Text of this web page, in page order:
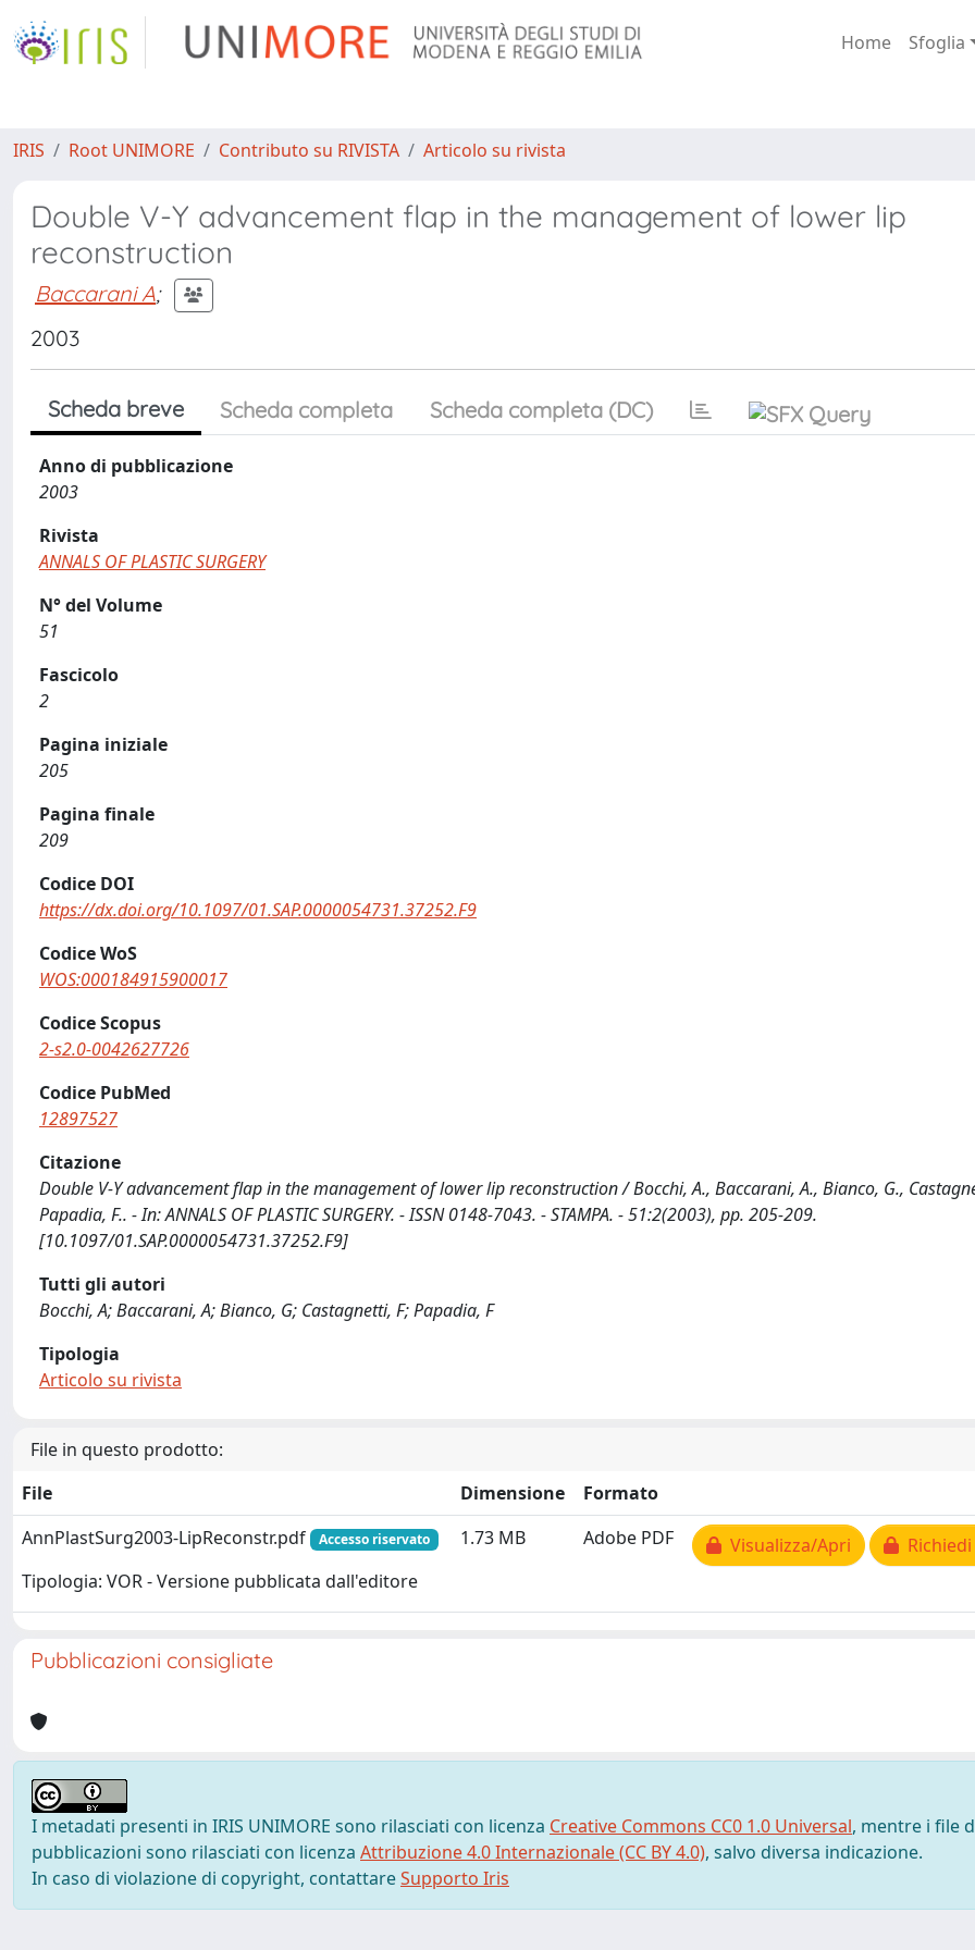
Home Sfoglia
IRIS Root UNIMORE Contributo su RIVISTA Articolo su rivista
Double V-Y advancement flap in the management of lower lip
reconstruction
Baccarani A;
2003
Scheda breve Scheda completa Scheda completa (DC)
Anno di pubblicazione
2003
Rivista
ANNALS OF PLASTIC SURGERY
N° del Volume
51
Fascicolo
2
Pagina iniziale
205
Pagina finale
209
Codice DOI
https://dx.doi.org/10.1097/01.SAP.0000054731.37252.F9
Codice WoS
WOS:000184915900017
Codice Scopus
2-s2.0-0042627726
Codice PubMed
12897527
Citazione
Double V-Y advancement flap in the management of lower lip reconstruction / Bocchi, A., Baccarani, A., Bianco, G.,
Papadia, F.. - In: ANNALS OF PLASTIC SURGERY. - ISSN 0148-7043. - STAMPA. - 51:2(2003), pp. 205-209.
[10.1097/01.SAP.0000054731.37252.F9]
Tutti gli autori
Bocchi, A; Baccarani, A; Bianco, G; Castagnetti, F; Papadia, F
Tipologia
Articolo su rivista
File in questo prodotto:
File
Dimensione
Formato
AnnPlastSurg2003-LipReconstr.pdf
Accesso riservato
Tipologia: VOR - Versione pubblicata dall'editore
1.73 MB Adobe PDF Visualizza/Apri
Pubblicazioni consigliate
I metadati presenti in IRIS UNIMORE sono rilasciati con licenza Creative Commons CC0 1.0 Universal, mentre i file
pubblicazioni sono rilasciati con licenza Attribuzione 4.0 Internazionale (CC BY 4.0), salvo diversa indicazione.
In caso di violazione di copyright, contattareSupporto Iris